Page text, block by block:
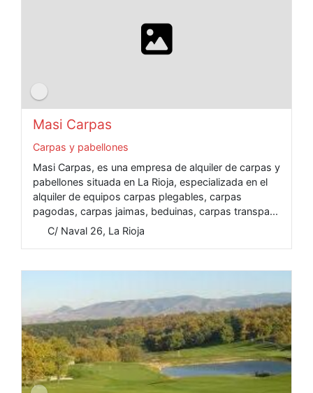
Masi Carpas
Carpas y pabellones
Masi Carpas, es una empresa de alquiler de carpas y
pabellones situada en La Rioja, especializada en el
alquiler de equipos carpas plegables, carpas
pagodas, carpas jaimas, beduinas, carpas transpa...
C/ Naval 26, La Rioja